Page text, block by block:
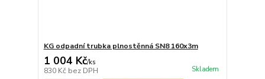
KG odpadní trubka plnostěnná SN8 160x3m
1 004 Kč/ks
830 Kč bez DPH Skladem